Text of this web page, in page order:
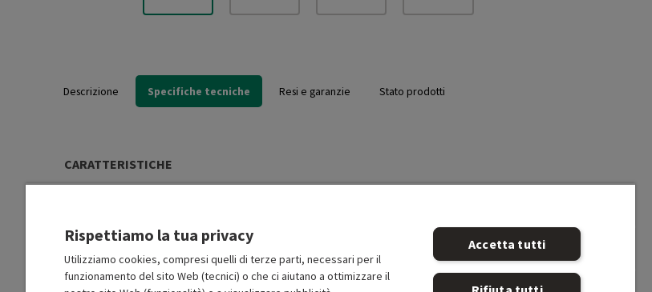
Descrizione Specifiche tecniche Resi e garanzie Stato prodotti
CARATTERISTICHE
Dimensione Ruota (“) 20
Rispettiamo la tua privacy
Utilizziamo cookies, compresi quelli di terze parti, necessari per il
funzionamento del sito Web (tecnici) o che ci aiutano a ottimizzare il
Accetta tutti